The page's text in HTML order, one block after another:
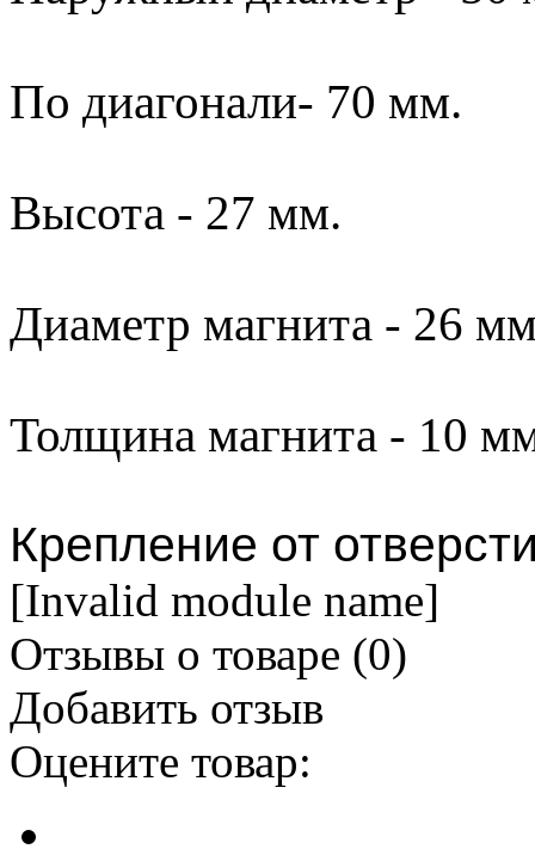
По диагонали- 70 мм.
Высота - 27 мм.
Диаметр магнита - 26
Толщина магнита - 10
Крепление от
[Invalid module name]
Отзывы о товаре (0)
Добавить отзыв
Оцените товар: